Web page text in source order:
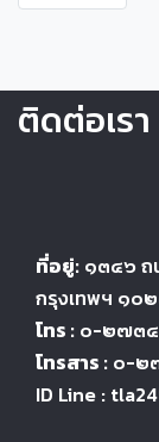
ติดต่อเรา
ที่อยู่: ๑๓๔๖ ถ
กรุงเทพฯ ๑๐
โทร : ๐-๒๗๓
โทรสาร : ๐-๒
ID Line :